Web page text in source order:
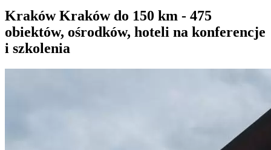
Kraków Kraków do 150 km - 475
obiektów, ośrodków, hoteli na konferencje
i szkolenia